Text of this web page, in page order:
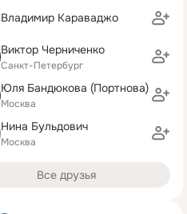
Владимир Караваджо
Виктор Черниченко
Санкт-Петербург
Юля Бандюкова (Портнова)
Москва
Нина Бульдович
Москва
Все друзья